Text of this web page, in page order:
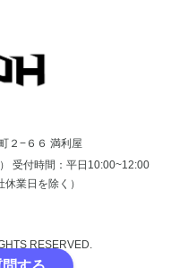
２−６６ 満利屋
受付時間：平日10:00~12:00
業日を除く）
RESERVED.